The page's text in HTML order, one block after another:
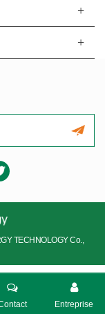
TECHNOLOGY Co.,
Entreprise